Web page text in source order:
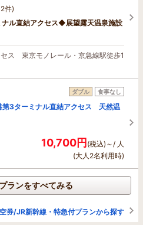
件)
ル直結アクセス◆展望露天温泉施設
ス 東京モノレール・京急線駅徒歩1
ダブル 食事なし
第3ターミナル直結アクセス 天然温
10,700円(税込)～/ 人
(大人2名利用時)
ランをすべてみる
券/JR新幹線・特急付プランから探す